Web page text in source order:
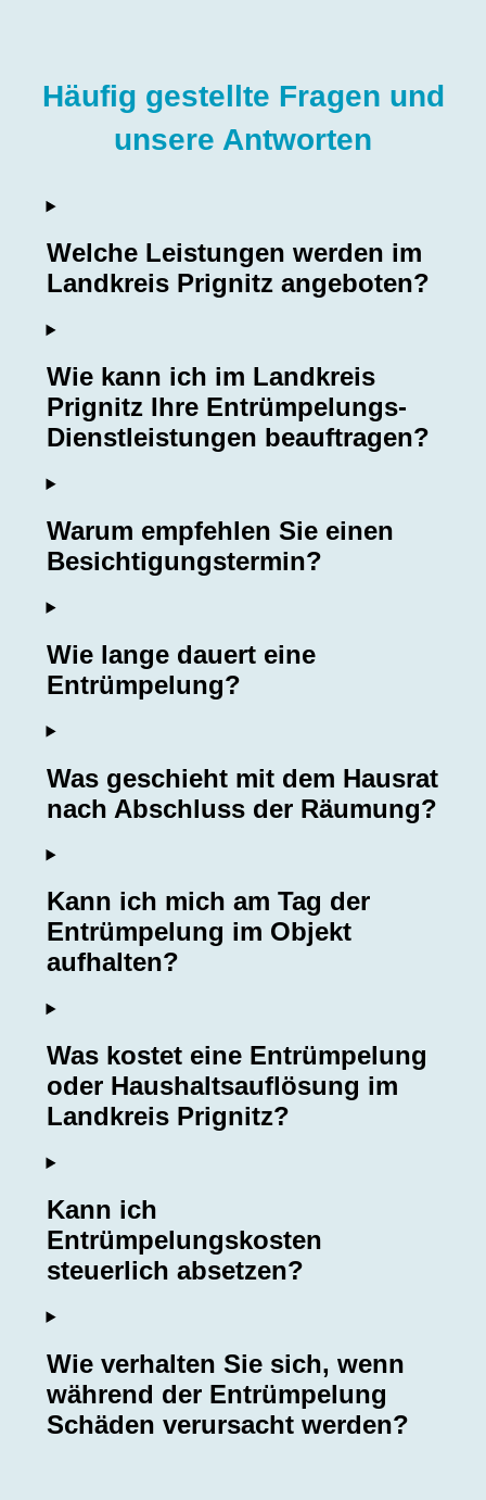
Häufig gestellte Fragen und
unsere Antworten
Welche Leistungen werden im
Landkreis Prignitz angeboten?
Wie kann ich im Landkreis
Prignitz Ihre Entrümpelungs-
Dienstleistungen beauftragen?
Warum empfehlen Sie einen
Besichtigungstermin?
Wie lange dauert eine
Entrümpelung?
Was geschieht mit dem Hausrat
nach Abschluss der Räumung?
Kann ich mich am Tag der
Entrümpelung im Objekt
aufhalten?
Was kostet eine Entrümpelung
oder Haushaltsauflösung im
Landkreis Prignitz?
Kann ich
Entrümpelungskosten
steuerlich absetzen?
Wie verhalten Sie sich, wenn
während der Entrümpelung
Schäden verursacht werden?